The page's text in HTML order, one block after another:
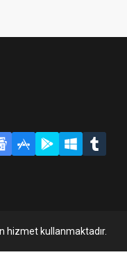
hizmet kullanmaktadır.